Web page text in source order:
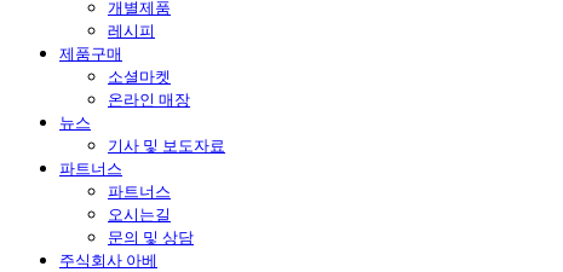
개별제품
레시피
제품구매
소셜마켓
온라인 매장
뉴스
기사 및 보도자료
파트너스
파트너스
오시는길
문의 및 상담
주식회사 아베